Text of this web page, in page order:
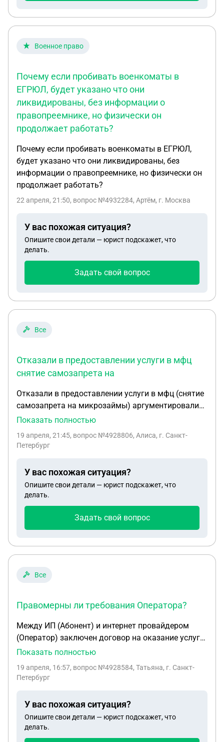
предоставить. Андрей Юрьевич
Военное право
Почему если пробивать военкоматы в
ЕГРЮЛ, будет указано что они
ликвидированы, без информации о
правопреемнике, но физически он
продолжает работать?
Почему если пробивать военкоматы в ЕГРЮЛ,
будет указано что они ликвидированы, без
информации о правопреемнике, но физически он
продолжает работать?
22 апреля, 21:50, вопрос №4932284, Артём, г. Москва
У вас похожая ситуация?
Опишите свои детали — юрист подскажет, что
делать.
Задать свой вопрос
Все
Отказали в предоставлении услуги в мфц
снятие самозапрета на
Отказали в предоставлении услуги в мфц (снятие
самозапрета на микрозаймы) аргументировали
тем, что по достижении 20 лет (исполнилось 5
недействителен до получения нового. Хотя в
Показать полностью
19 апреля, 21:45, вопрос №4928806, Алиса, г. Санкт-
Петербург
У вас похожая ситуация?
Опишите свои детали — юрист подскажет, что
делать.
Задать свой вопрос
Все
Правомерны ли требования Оператора?
Между ИП (Абонент) и интернет провайдером
(Оператор) заключен договор на оказание услуг
связи. Согласно условиям Договора, Оператор
сети передачи данных (порт 100 Base-T)
15.02.2026 г. в арендуемом помещении ИП
перестал работать интернет, о чем Абонент
уведомил Оператора по телефону 16.02.2026 г. и
Показать полностью
19 апреля, 16:57, вопрос №4928584, Татьяна, г. Санкт-
Петербург
У вас похожая ситуация?
Опишите свои детали — юрист подскажет, что
делать.